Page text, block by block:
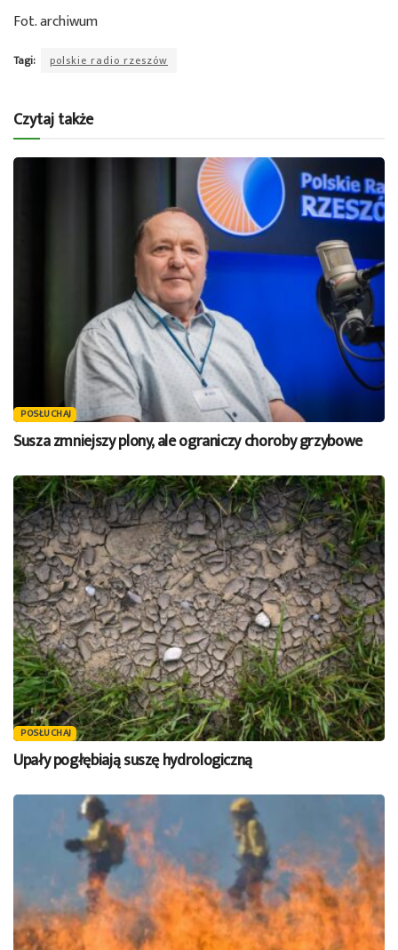
Fot. archiwum
Tagi: polskie radio rzeszów
Czytaj także
POSŁUCHAJ
Susza zmniejszy plony, ale ograniczy choroby grzybowe
POSŁUCHAJ
Upały pogłębiają suszę hydrologiczną